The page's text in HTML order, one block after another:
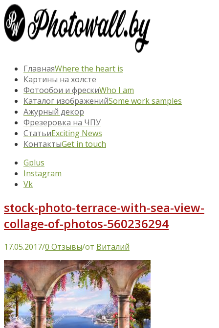
ГлавнаяWhere the heart is
Картины на холсте
Фотообои и фрескиWho I am
Каталог изображенийSome work samples
Ажурный декор
Фрезеровка на ЧПУ
СтатьиExciting News
КонтактыGet in touch
Gplus
Instagram
Vk
stock-photo-terrace-with-sea-view-
collage-of-photos-560236294
17.05.2017/0 Отзывы/от Виталий